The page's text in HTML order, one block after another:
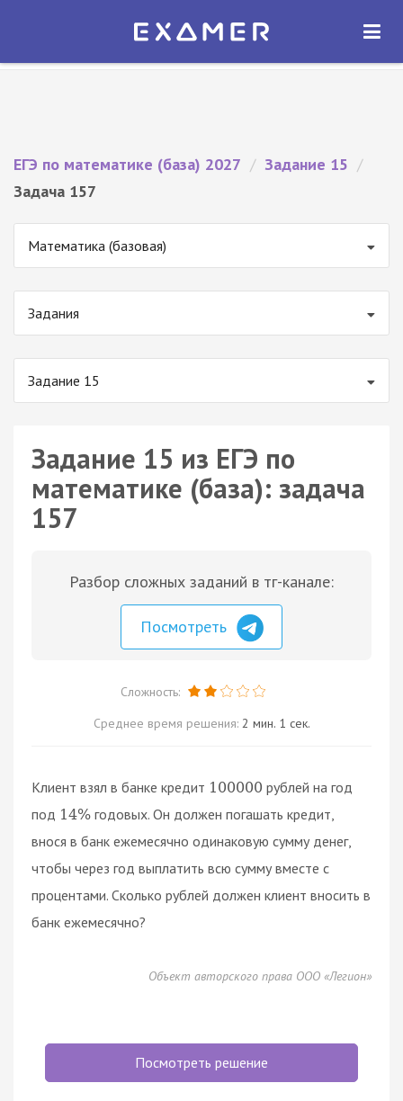
Экзамер — ЕГЭ 2027
ОТКРЫТЬ
ЕГЭ по математике (база) 2027 / Задание 15 /
Задача 157
Математика (базовая)
Задания
Задание 15
Задание 15 из ЕГЭ по
математике (база): задача
157
Разбор сложных заданий в тг-канале:
Посмотреть
Сложность:
Среднее время решения: 2 мин. 1 сек.
Клиент взял в банке кредит 100000 рублей на год
под 14% годовых. Он должен погашать кредит,
внося в банк ежемесячно одинаковую сумму денег,
чтобы через год выплатить всю сумму вместе с
процентами. Сколько рублей должен клиент вносить в
банк ежемесячно?
Объект авторского права ООО «Легион»
Посмотреть решение